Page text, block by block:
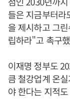
들은 지금부터라
을 제시하고 그
립하라"고 촉구
이재명 정부도
큼 철강업계 온
야 한다는 지적